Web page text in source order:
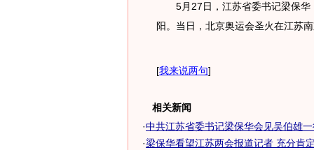
5月27日，江苏省委书记梁保华
阳。当日，北京奥运会圣火在江苏
[我来说两句]
相关新闻
·中共江苏省委书记梁保华会见吴伯雄
·梁保华看望江苏两会报道记者 充分肯